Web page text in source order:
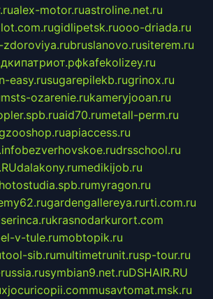
alex-motor.ruastroline.net.ru
gidlipetsk.ruooo-driada.ru
zdoroviya.rubruslanovo.rusiterem.ru
kafekolizey.ru
easy.rusugarepilekb.rugrinox.ru
msts-ozarenie.rukameryjooan.ru
aid70.rumetall-perm.ru
apiaccess.ru
bezverhovskoe.rudrsschool.ru
dalakony.rumedikijob.ru
myragon.ru
gardengallereya.rurti.com.ru
krasnodarkurort.com
v-tule.rumobtopik.ru
tool-sib.rumultimetrunit.rusp-tour.ru
symbian9.net.ruDSHAIR.RU
xjocuricopii.commusavtomat.msk.ru